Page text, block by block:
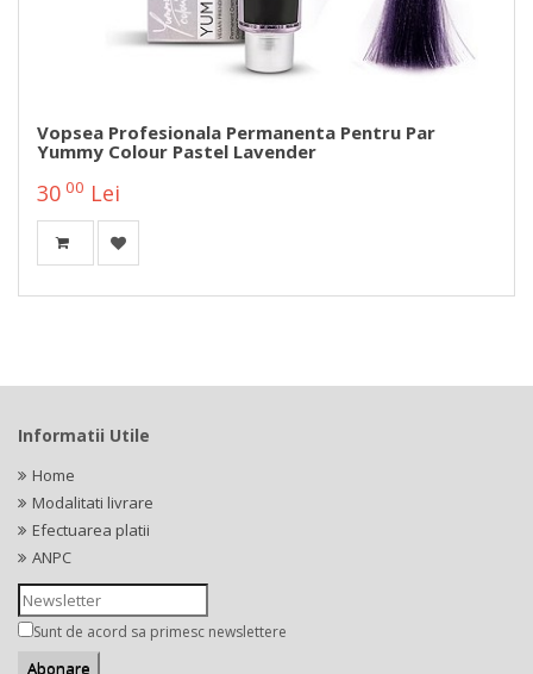
Vopsea Profesionala Permanenta Pentru Par
Yummy Colour Pastel Lavender
30 00 Lei
Informatii Utile
Home
Modalitati livrare
Efectuarea platii
ANPC
Sunt de acord sa primesc newslettere